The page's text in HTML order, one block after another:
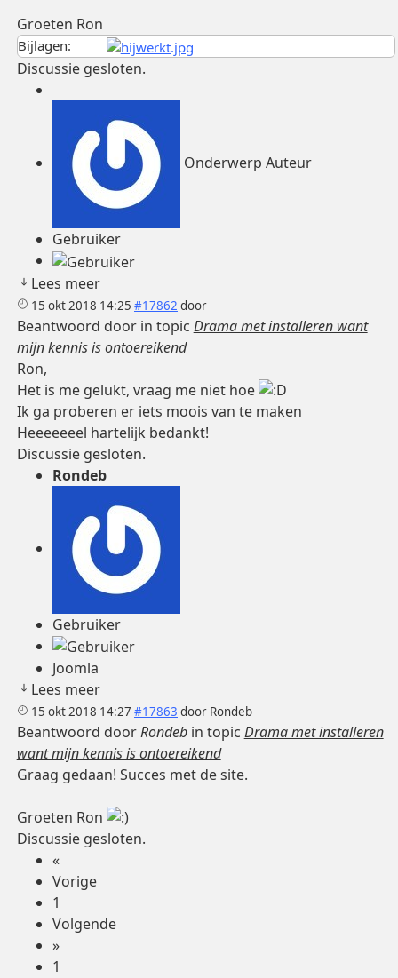
Groeten Ron
Bijlagen:
Discussie gesloten.
Onderwerp Auteur
Gebruiker
Lees meer
15 okt 2018 14:25 #17862 door
Beantwoord door in topic Drama met installeren want
mijn kennis is ontoereikend
Ron,
Het is me gelukt, vraag me niet hoe
Ik ga proberen er iets moois van te maken
Heeeeeeel hartelijk bedankt!
Discussie gesloten.
Rondeb
Gebruiker
Joomla
Lees meer
15 okt 2018 14:27 #17863 door Rondeb
Beantwoord doorRondebin topic Drama met installeren
want mijn kennis is ontoereikend
Graag gedaan! Succes met de site.
Groeten Ron
Discussie gesloten.
«
Vorige
1
Volgende
»
1